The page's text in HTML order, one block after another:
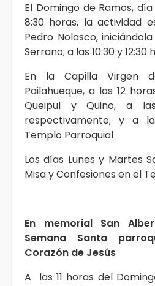
El Domingo de Ramos,
8:30 horas, la actividad
Pedro Nolasco,
Serrano; a las 10:30 y
En la Capilla Virgen
Pailahueque, a las 12
Queipul y Quino, a
respectivamente; y a
Templo Parroquial
Los días Lunes y Martes
Misa y Confesiones en el
En memorial San
Semana Santa
Corazón de Jesús
A las 11 horas del